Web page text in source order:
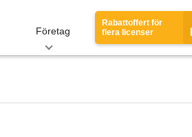
Företag
Rabattoffert för
flera licenser